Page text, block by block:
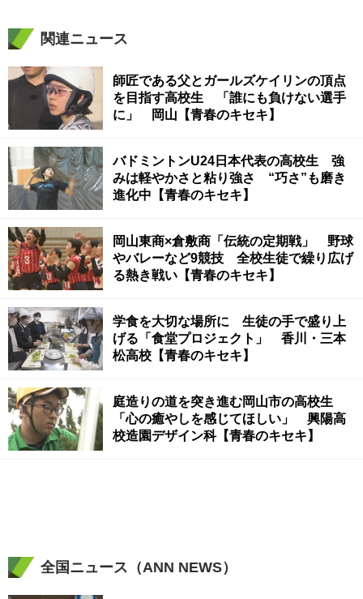
関連ニュース
師匠である父とガールズケイリンの頂点
を目指す高校生 「誰にも負けない選手
に」 岡山【青春のキセキ】
バドミントンU24日本代表の高校生 強
みは軽やかさと粘り強さ “巧さ”も磨き
進化中【青春のキセキ】
岡山東商×倉敷商「伝統の定期戦」 野球
やバレーなど9競技 全校生徒で繰り広げ
る熱き戦い【青春のキセキ】
学食を大切な場所に 生徒の手で盛り上
げる「食堂プロジェクト」 香川・三本
松高校【青春のキセキ】
庭造りの道を突き進む岡山市の高校生
「心の癒やしを感じてほしい」 興陽高
校造園デザイン科【青春のキセキ】
全国ニュース（ANN NEWS）